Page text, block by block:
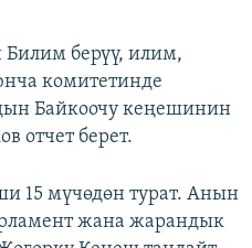
берүү, илим,
комитетинде
Байкоочу кеңешинин
отчет берет.
15 мүчөдөн турат. Анын
жана жарандык